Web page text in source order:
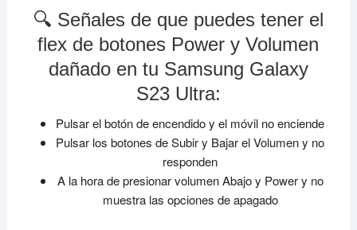
🔍 Señales de que puedes tener el
flex de botones Power y Volumen
dañado en tu Samsung Galaxy
S23 Ultra:
Pulsar el botón de encendido y el móvil no enciende
Pulsar los botones de Subir y Bajar el Volumen y no
responden
A la hora de presionar volumen Abajo y Power y no
muestra las opciones de apagado